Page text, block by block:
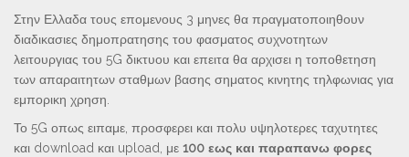
Στην Ελλαδα τους επομενους 3 μηνες θα πραγματοποιηθουν
διαδικασιες δημοπρατησης του φασματος συχνοτητων
λειτουργιας του 5G δικτυου και επειτα θα αρχισει η τοποθετηση
των απαραιτητων σταθμων βασης σηματος κινητης τηλφωνιας για
εμπορικη χρηση.
Το 5G οπως ειπαμε, προσφερει και πολυ υψηλοτερες ταχυτητες
και download και upload, με 100 εως και παραπανω φορες